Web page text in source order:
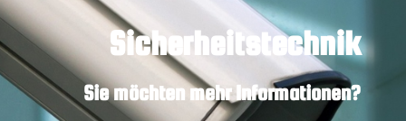
Sicherheitstechnik
Sie möchten mehr Informationen?